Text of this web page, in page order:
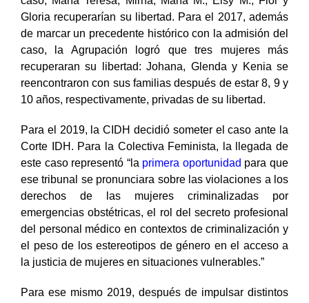
caso, María Teresa, Mirna, María M., Elsy M., Flor y
Gloria recuperarían su libertad. Para el 2017, además
de marcar un precedente histórico con la admisión del
caso, la Agrupación logró que tres mujeres más
recuperaran su libertad: Johana, Glenda y Kenia se
reencontraron con sus familias después de estar 8, 9 y
10 años, respectivamente, privadas de su libertad.
Para el 2019, la CIDH decidió someter el caso ante la
Corte IDH. Para la Colectiva Feminista, la llegada de
este caso representó “la primera oportunidad
para que
ese tribunal se pronunciara sobre las violaciones a los
derechos de las mujeres criminalizadas por
emergencias obstétricas, el rol del secreto profesional
del personal médico en contextos de criminalización y
el peso de los estereotipos de género en el acceso a
la justicia de mujeres en situaciones vulnerables.”